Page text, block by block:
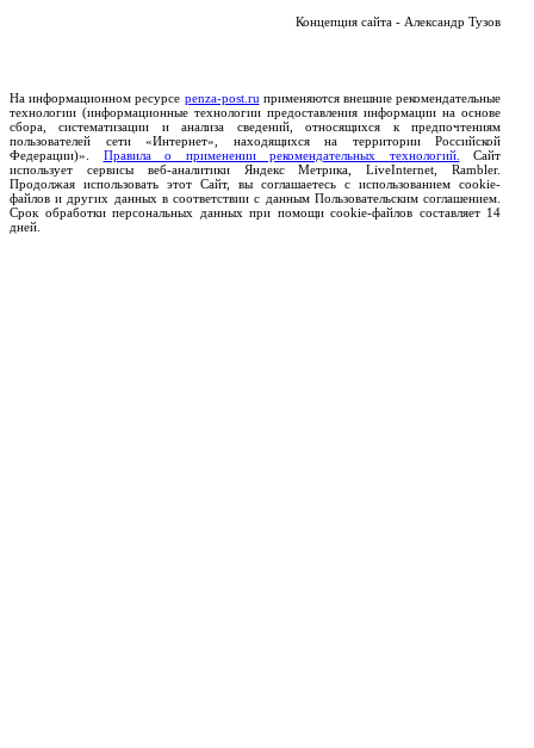
Концепция сайта - Александр Тузов
На информационном ресурсе penza-post.ru применяются внешние рекомендательные
технологии (информационные технологии предоставления информации на основе
сбора, систематизации и анализа сведений, относящихся к предпочтениям
пользователей сети «Интернет», находящихся на территории Российской
Федерации)». Правила о применении рекомендательных технологий.
Сайт
использует сервисы веб-аналитики Яндекс Метрика, LiveInternet, Rambler.
Продолжая использовать этот Сайт, вы соглашаетесь с использованием cookie-
файлов и других данных в соответствии с данным Пользовательским соглашением.
Срок обработки персональных данных при помощи cookie-файлов составляет 14
дней.